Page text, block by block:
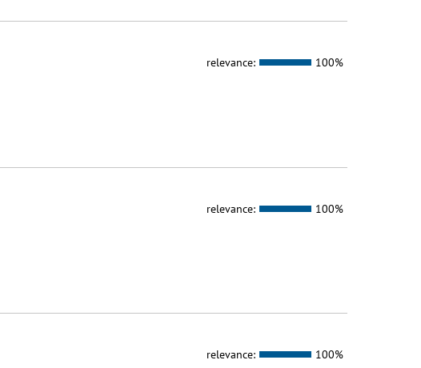
relevance: 100%
relevance: 100%
relevance: 100%